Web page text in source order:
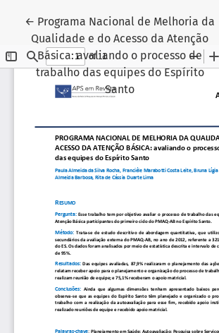
← Voltar aos Detalhes do Artigo
Programa Nacional de Melhoria da
Qualidade e do Acesso da Atenção
Básica: avaliando o processo de
trabalho das equipes do Espírito
Santo